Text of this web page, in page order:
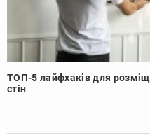
ТОП-5 лайфхаків для
стін